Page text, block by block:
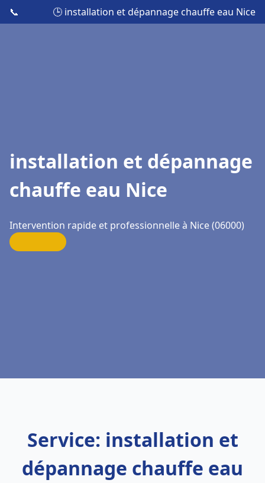
📞 🕒 installation et dépannage chauffe eau Nice
installation et dépannage
chauffe eau Nice
Intervention rapide et professionnelle à Nice (06000)
Service: installation et
dépannage chauffe eau